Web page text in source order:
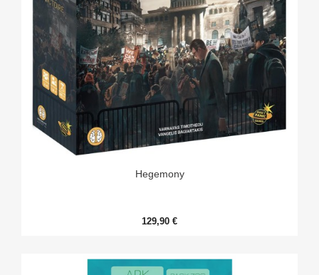
Hegemony
129,90 €